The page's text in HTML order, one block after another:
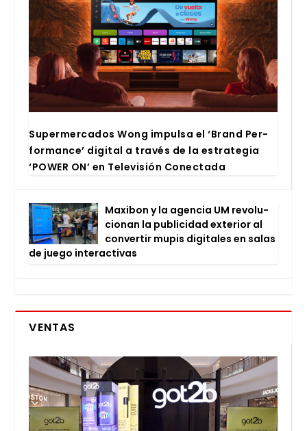
Super­mer­ca­dos Wong impul­sa el ‘Brand Per­
for­man­ce’ digi­tal a tra­vés de la estra­te­gia
‘POWER ON’ en Tele­vi­sión Conec­ta­da
Maxi­bon y la agen­cia UM revo­lu­
cio­nan la publi­ci­dad exte­rior al
con­ver­tir mupis digi­ta­les en salas
de jue­go inter­ac­ti­vas
VENTAS